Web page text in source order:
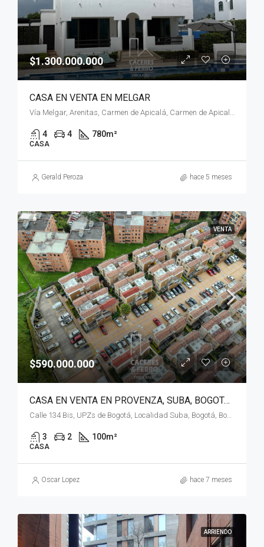
$1.300.000.000
CASA EN VENTA EN MELGAR
Vía Melgar, Arenitas, Carmen de Apicalá, Carmen de Apicala, Oriente, Tolima, RAP Eje Cafetero, Colombia
4 4 780m²
CASA
Gerald Peroza hace 5 meses
VENTA
$590.000.000
CASA EN VENTA EN PROVENZA, SUBA, BOGOTÁ, D.C
Calle 134 Bis, UPZs de Bogotá, Localidad Suba, Bogotá, Bogotá, Distrito Capital, RAP (Especial) Central, 111156, Colombia
3 2 100m²
CASA
Oscar Lopez hace 7 meses
ARRIENDO